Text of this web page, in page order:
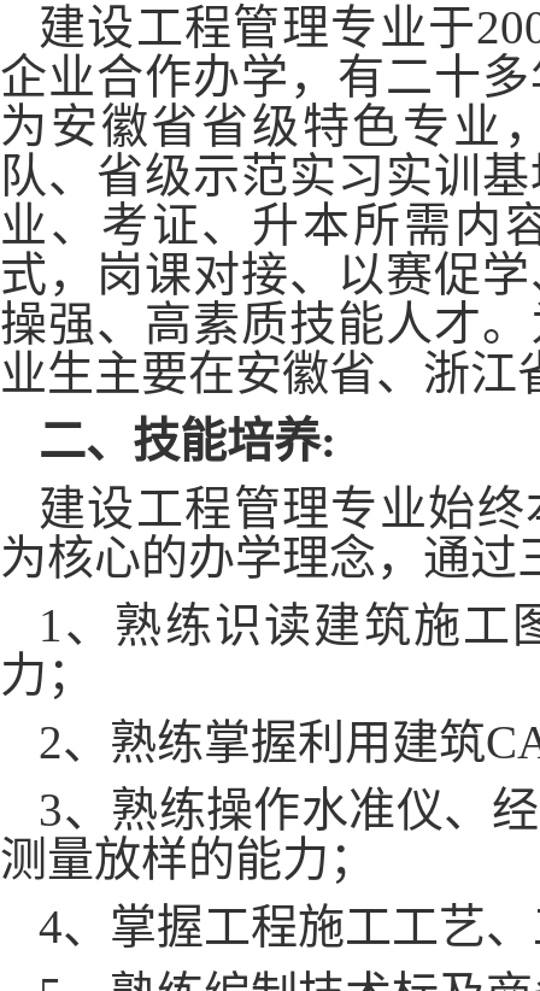
建设工程管理专业于
企业合作办学，有二十
为安徽省省级特色专业
队、省级示范实习实训
业、考证、升本所需内
式，岗课对接、以赛促
操强、高素质技能人才
业生主要在安徽省、 浙江
二、技能培养:
建设工程管理专业始
为核心的办学理念，通
1、熟练识读建筑施工
力；
2、熟练掌握利用建筑
3、熟练操作水准仪、
测量放样的能力；
4、掌握工程施工工艺